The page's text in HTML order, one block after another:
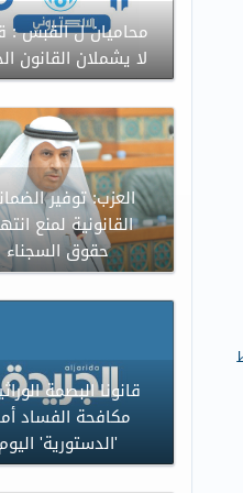
محاميان ل القبس :
لا يشملان القانون
العزب: توفير
القانونية لمنع
حقوق السجناء
قانونا البصمة
مكافحة الفساد
'الدستورية' اليوم